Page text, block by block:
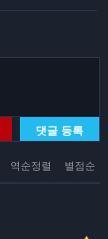
댓글 등록
역순정렬 별점순